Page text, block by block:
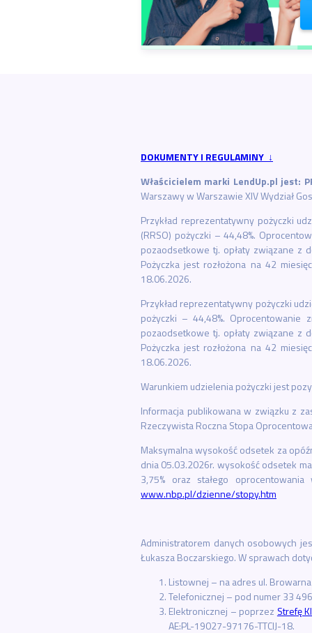
DOKUMENTY I REGULAMINY ↓
Właścicielem marki LendUp.pl jest:
Warszawy w Warszawie XIV Wydział
Przykład reprezentatywny pożyczki
(RRSO) pożyczki – 44,48%.
pozaodsetkowe tj. opłaty związane z
Pożyczka jest rozłożona na 42
18.06.2026.
Przykład reprezentatywny pożyczki
pożyczki – 44,48%.
pozaodsetkowe tj. opłaty związane z
Pożyczka jest rozłożona na 42
18.06.2026.
Warunkiem udzielenia pożyczki jest
Informacja publikowana w związku z
Rzeczywista Roczna Stopa
Maksymalna wysokość odsetek za
dnia 05.03.2026r. wysokość odsetek
3,75% oraz stałego
www.nbp.pl/dzienne/stopy.htm
Administratorem danych osobowych
Łukasza Boczarskiego. W sprawach
Listownej – na adres ul.
Telefonicznej – pod numer 33
Elektronicznej – poprzez Strefę
AE:PL-19027-97176-TTCIJ-18.